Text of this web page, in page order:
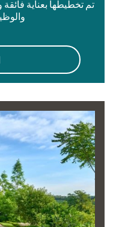
تم تخطيطها بعناية